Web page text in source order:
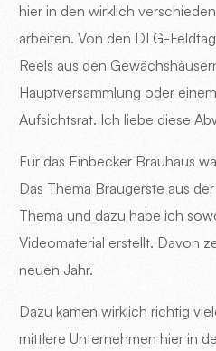
hier in den wirklich
arbeiten. Von den DLG-
Reels aus den
Hauptversammlung oder
Aufsichtsrat. Ich liebe diese
Für das Einbecker Brauhaus
Das Thema Braugerste aus
Thema und dazu habe ich
Videomaterial erstellt. Davon
neuen Jahr.
Dazu kamen wirklich richtig
mittlere Unternehmen hier in